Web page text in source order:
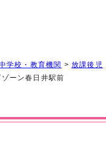
学校・教育機関 >放課後児
ーン春日井駅前